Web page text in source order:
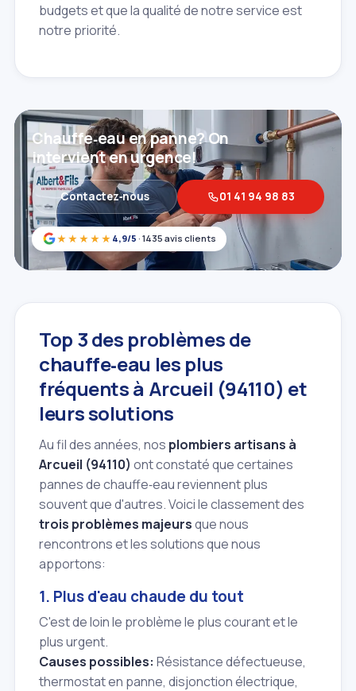
budgets et que la qualité de notre service est
notre priorité.
★★★★★ 4,9/5 · 1435 avis clients
Chauffe‑eau en panne? On
intervient en urgence!
Contactez‑nous 01 41 94 98 83
Top 3 des problèmes de
chauffe‑eau les plus
fréquents à Arcueil (94110) et
leurs solutions
Au fil des années, nos plombiers artisans à
Arcueil (94110) ont constaté que certaines
pannes de chauffe‑eau reviennent plus
souvent que d'autres. Voici le classement des
trois problèmes majeursque nous
rencontrons et les solutions que nous
apportons:
1. Plus d'eau chaude du tout
C'est de loin le problème le plus courant et le
plus urgent.
Causes possibles: Résistance défectueuse,
thermostat en panne, disjonction électrique,